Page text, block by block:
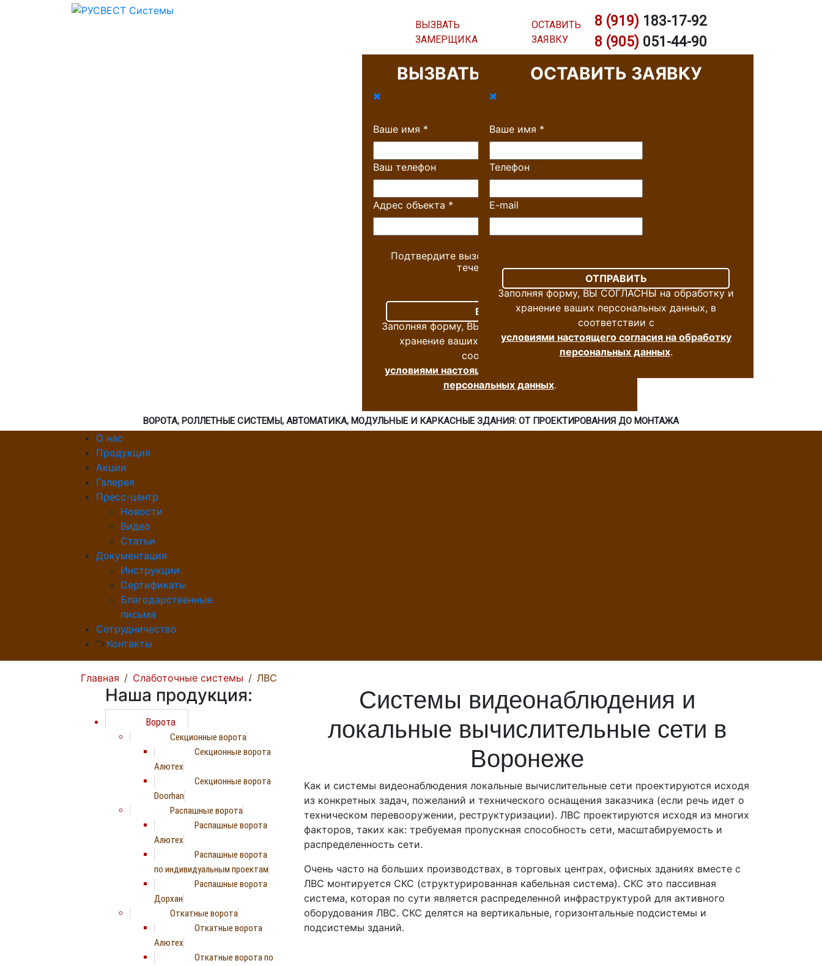
ВЫЗВАТЬ
ЗАМЕРЩИКА
ВЫЗВАТЬ ЗАМЕРЩИКА
Ваше имя *
Ваш телефон
Адрес объекта *
Подтвердите вызов, и мы перезвоним Вам в
течении 10 минут
Заполняя форму, ВЫ СОГЛАСНЫ на обработку и
хранение ваших персональных данных, в
соответствии с
условиями настоящего согласия на обработку
персональных данных.
ОСТАВИТЬ
ЗАЯВКУ
ОСТАВИТЬ ЗАЯВКУ
Ваше имя *
Телефон
E-mail
Заполняя форму, ВЫ СОГЛАСНЫ на обработку и
хранение ваших персональных данных, в
соответствии с
условиями настоящего согласия на обработку
персональных данных.
8 (919) 183-17-92
8 (905) 051-44-90
ВОРОТА, РОЛЛЕТНЫЕ СИСТЕМЫ, АВТОМАТИКА, МОДУЛЬНЫЕ И КАРКАСНЫЕ ЗДАНИЯ: ОТ ПРОЕКТИРОВАНИЯ ДО МОНТАЖА
О нас
Продукция
Акции
Галерея
Пресс-центр
Новости
Видео
Статьи
Документация
Инструкции
Сертификаты
Благодарственные
письма
Сотрудничество
">Контакты
Главная Слаботочные системы ЛВС
Наша продукция:
Ворота
Секционные ворота
Секционные ворота
Алютех
Секционные ворота
Doorhan
Распашные ворота
Распашные ворота
Алютех
Распашные ворота
по индивидуальным проектам
Распашные ворота
Дорхан
Откатные ворота
Откатные ворота
Алютех
Откатные ворота по
Системы видеонаблюдения и
локальные вычислительные сети в
Воронеже
Как и системы видеонаблюдения локальные вычислительные сети проектируются исходя
из конкретных задач, пожеланий и технического оснащения заказчика (если речь идет о
техническом перевооружении, реструктуризации). ЛВС проектируются исходя из многих
факторов, таких как: требуемая пропускная способность сети, масштабируемость и
распределенность сети.
Очень часто на больших производствах, в торговых центрах, офисных зданиях вместе с
ЛВС монтируется СКС (структурированная кабельная система). СКС это пассивная
система, которая по сути является распределенной инфраструктурой для активного
оборудования ЛВС. СКС делятся на вертикальные, горизонтальные подсистемы и
подсистемы зданий.